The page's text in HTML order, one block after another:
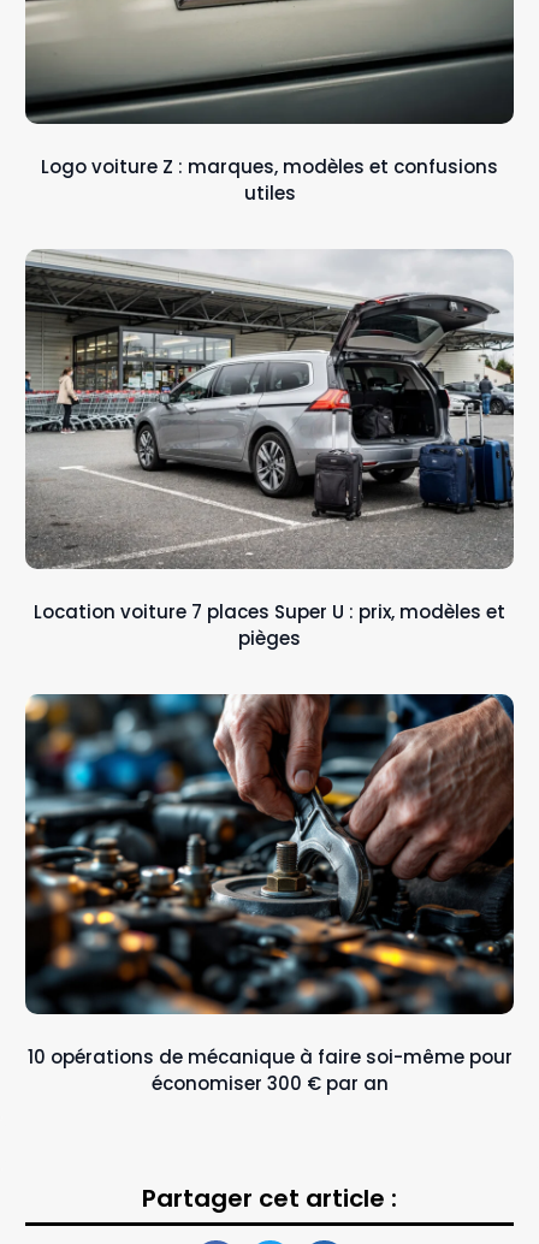
Logo voiture Z : marques, modèles et confusions
utiles
Location voiture 7 places Super U : prix, modèles et
pièges
10 opérations de mécanique à faire soi-même pour
économiser 300 € par an
Partager cet article :